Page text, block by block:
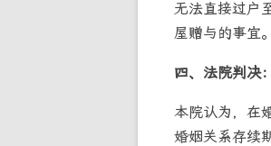
无法直接过户
屋赠与的事宜
四、法院判决：
本院认为，在
婚姻关系存续